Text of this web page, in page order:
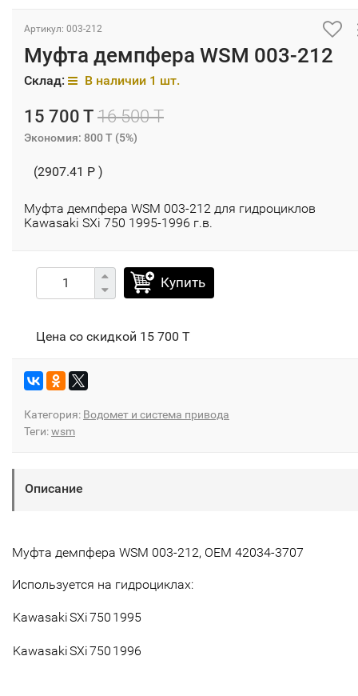
Артикул: 003-212
Муфта демпфера WSM 003-212
Склад: В наличии 1 шт.
15 700 T 16 500 T
Экономия: 800 T (5%)
(2907.41 P )
Муфта демпфера WSM 003-212 для гидроциклов
Kawasaki SXi 750 1995-1996 г.в.
Купить
Цена со скидкой 15 700 T
Категория: Водомет и система привода
Теги:wsm
Описание
Муфта демпфера WSM 003-212, OEM 42034-3707
Используется на гидроциклах:
KawasakiSXi750 1995
KawasakiSXi750 1996